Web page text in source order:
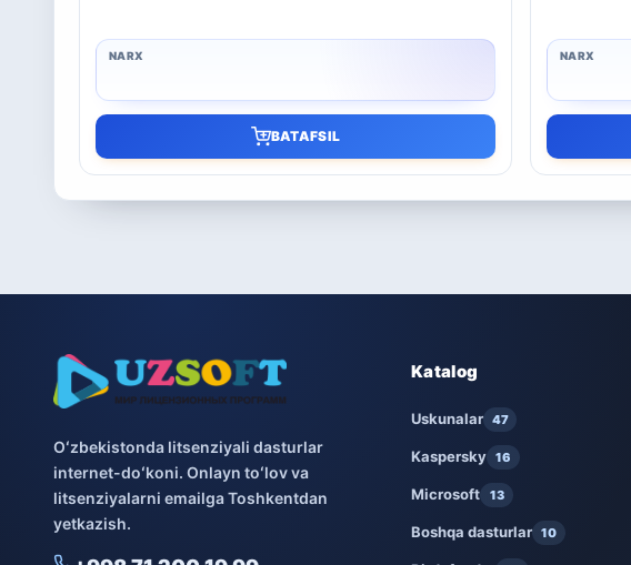
BATAFSIL
Oʻzbekistonda litsenziyali dasturlar
internet-doʻkoni. Onlayn toʻlov va
litsenziyalarni emailga Toshkentdan
yetkazish.
Katalog
Uskunalar 47
Kaspersky 16
Microsoft 13
Boshqa dasturlar 10